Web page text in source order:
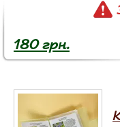
180 грн.